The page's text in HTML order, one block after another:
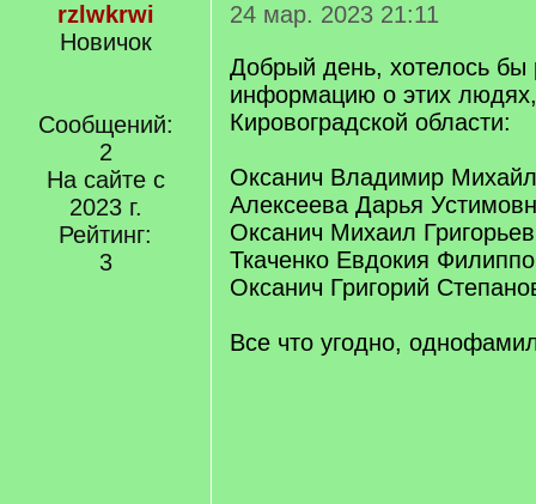
rzlwkrwi
Новичок
Сообщений:
2
На сайте с
2023 г.
Рейтинг:
3
24 мар. 2023 21:11
Добрый день, хотелось бы
информацию о этих
Кировоградской области:
Оксанич Владимир
Алексеева Дарья
Оксанич Михаил
Ткаченко Евдокия
Оксанич Григорий
Все что угодно,